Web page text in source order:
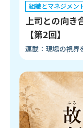
組織とマネジメン
上司との向き
【第2回】
連載：現場の視界